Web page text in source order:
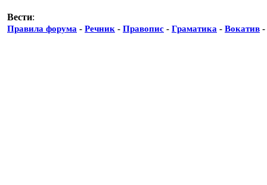
Вести:
Правила форума - Речник - Правопис - Граматика - Вокатив -